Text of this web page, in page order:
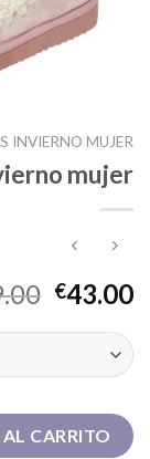
INVIERNO MUJER
mujer
€43.00
CARRITO